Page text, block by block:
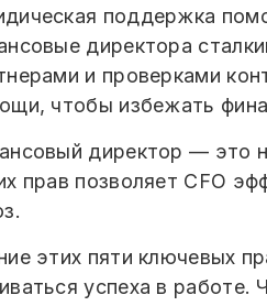
поддержка
директора
и проверками
чтобы избежать
директор — это
прав позволяет CFO
этих пяти ключевых
успеха в работе.